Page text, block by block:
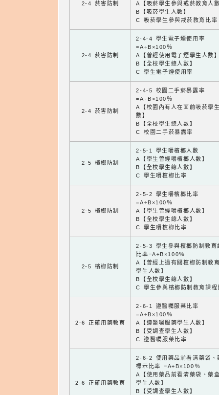
2-4 菸害防制
A【吸菸學生參與戒菸教育人
B【吸菸學生人數】
C 吸菸學生參與戒菸教育比率
2-4 菸害防制
2-4-4 學生電子煙使用率
=A÷B×100％
A【曾經使用電子煙學生人數
B【全校學生總人數】
C 學生電子煙使用率
2-4 菸害防制
2-4-5 校園二手菸暴露率
=A÷B×100％
A【校園內有人在面前吸菸學
數】
B【全校學生總人數】
C 校園二手菸暴露率
2-5 檳榔防制
2-5-1 學生嚼檳榔人數
A【學生曾經嚼檳榔人數】
B【全校學生總人數】
C 學生嚼檳榔比率
2-5 檳榔防制
2-5-2 學生嚼檳榔比率
=A÷B×100％
A【學生曾經嚼檳榔人數】
B【全校學生總人數】
C 學生嚼檳榔比率
2-5 檳榔防制
2-5-3 學生參與檳榔防制教育
比率=A÷B×100％
A【曾經上過有關檳榔防制教
學生人數】
B【全校學生總人數】
C 學生參與檳榔防制教育課程
2-6 正確用藥教育
2-6-1 遵醫囑服藥比率
=A÷B×100％
A【遵醫囑服藥學生人數】
B【受調查學生人數】
C 遵醫囑服藥比率
2-6 正確用藥教育
2-6-2 使用藥品前看清藥袋、
標示比率 =A÷B×100％
A【使用藥品前看清藥袋、藥
學生人數】
B【受調查學生人數】